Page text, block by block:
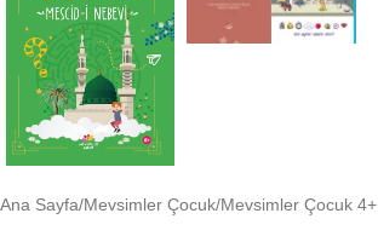
Ana Sayfa/Mevsimler Çocuk/Mevsimler Çocuk 4+